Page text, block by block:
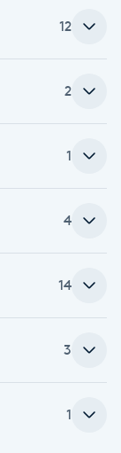
12
2
1
4
14
3
1